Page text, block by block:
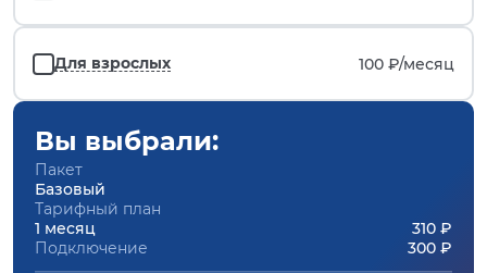
Для взрослых 100 ₽/месяц
Вы выбрали:
Пакет
Базовый
Тарифный план
1 месяц
310 ₽
Подключение
300 ₽